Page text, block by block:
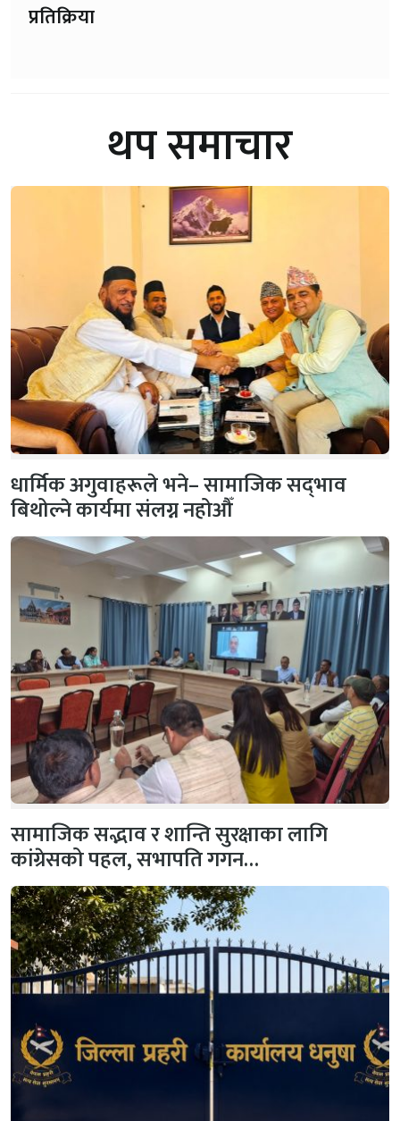
प्रतिक्रिया
थप समाचार
धार्मिक अगुवाहरूले भने– सामाजिक सद्‌भाव
बिथोल्ने कार्यमा संलग्न नहोऔँ
सामाजिक सद्भाव र शान्ति सुरक्षाका लागि
कांग्रेसको पहल, सभापति गगन…